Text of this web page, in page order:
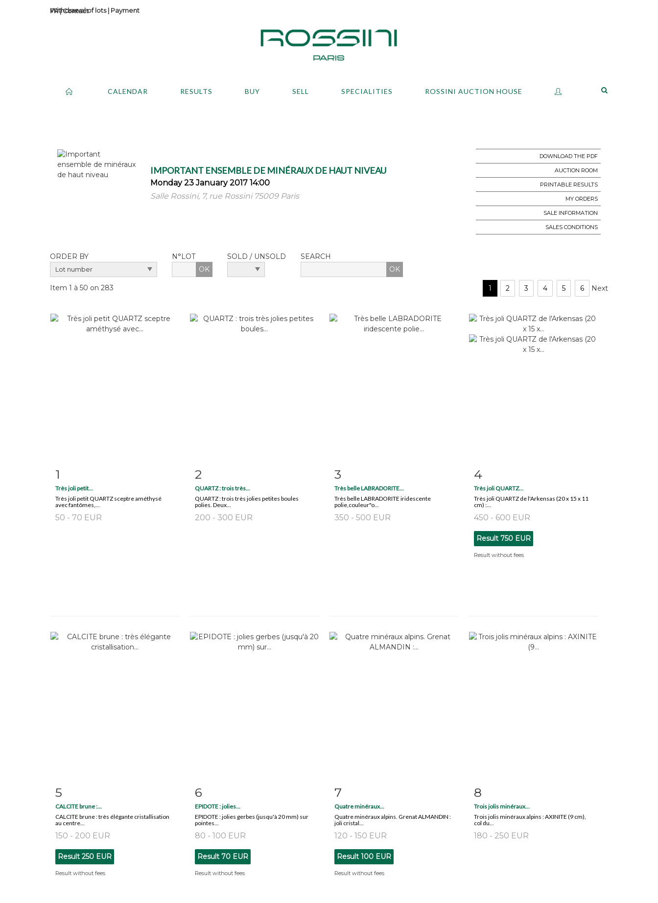
Contact
Withdrawal of lots| Payment
CALENDAR RESULTS BUY SELL SPECIALITIES ROSSINI AUCTION HOUSE
IMPORTANT ENSEMBLE DE MINÉRAUX DE HAUT NIVEAU
Monday 23 January 2017 14:00
Salle Rossini, 7, rue Rossini 75009 Paris
DOWNLOAD THE PDF
AUCTION ROOM
PRINTABLE RESULTS
MY ORDERS
SALE INFORMATION
SALES CONDITIONS
ORDER BY
N°LOT
OK
SOLD / UNSOLD SEARCH
Item 1 à 50 on 283 1 2 3 4 5 6 Next
1
Très joli petit...
Très joli petit QUARTZ sceptre améthysé
avec fantômes,...
50 - 70 EUR
2
QUARTZ : trois très...
QUARTZ : trois très jolies petites boules
polies. Deux...
200 - 300 EUR
3
Très belle LABRADORITE...
Très belle LABRADORITE iridescente
polie,couleur"o...
350 - 500 EUR
4
Très joli QUARTZ...
Très joli QUARTZ de l'Arkensas (20 x 15 x 11
cm) :...
450 - 600 EUR
Result 750 EUR
Result without fees
5
CALCITE brune :...
CALCITE brune : très élégante cristallisation
au centre...
150 - 200 EUR
Result 250 EUR
Result without fees
6
EPIDOTE : jolies...
EPIDOTE : jolies gerbes (jusqu'à 20 mm) sur
pointes...
80 - 100 EUR
Result 70 EUR
Result without fees
7
Quatre minéraux...
Quatre minéraux alpins. Grenat ALMANDIN :
joli cristal...
120 - 150 EUR
Result 100 EUR
Result without fees
8
Trois jolis minéraux...
Trois jolis minéraux alpins : AXINITE (9 cm),
col du...
180 - 250 EUR